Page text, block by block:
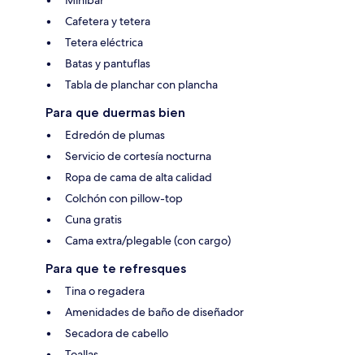
Cafetera y tetera
Tetera eléctrica
Batas y pantuflas
Tabla de planchar con plancha
Para que duermas bien
Edredón de plumas
Servicio de cortesía nocturna
Ropa de cama de alta calidad
Colchón con pillow-top
Cuna gratis
Cama extra/plegable (con cargo)
Para que te refresques
Tina o regadera
Amenidades de baño de diseñador
Secadora de cabello